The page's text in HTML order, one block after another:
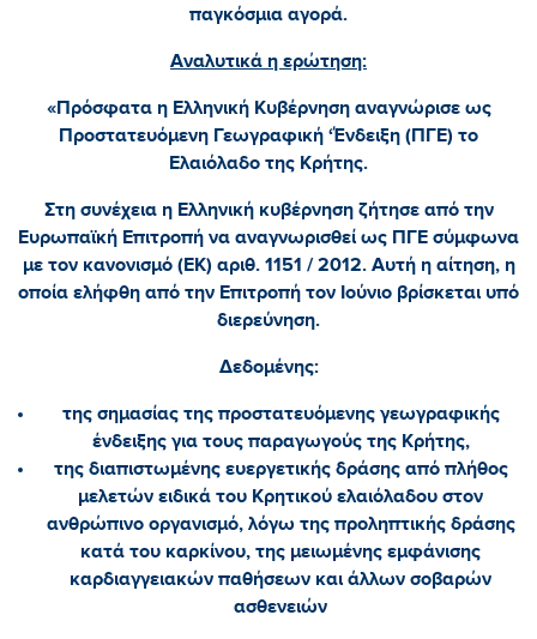
παγκόσμια αγορά.
Αναλυτικά η ερώτηση:
«Πρόσφατα η Ελληνική Κυβέρνηση αναγνώρισε ως
Προστατευόμενη Γεωγραφική ‘Ένδειξη (ΠΓΕ) το
Ελαιόλαδο της Κρήτης.
Στη συνέχεια η Ελληνική κυβέρνηση ζήτησε από την
Ευρωπαϊκή Επιτροπή να αναγνωρισθεί ως ΠΓΕ σύμφωνα
με τον κανονισμό (ΕΚ) αριθ. 1151 / 2012. Αυτή η αίτηση, η
οποία ελήφθη από την Επιτροπή τον Ιούνιο βρίσκεται υπό
διερεύνηση.
Δεδομένης:
της σημασίας της προστατευόμενης γεωγραφικής
ένδειξης για τους παραγωγούς της Κρήτης,
της διαπιστωμένης ευεργετικής δράσης από πλήθος
μελετών ειδικά του Κρητικού ελαιόλαδου στον
ανθρώπινο οργανισμό, λόγω της προληπτικής δράσης
κατά του καρκίνου, της μειωμένης εμφάνισης
καρδιαγγειακών παθήσεων και άλλων σοβαρών
ασθενειών